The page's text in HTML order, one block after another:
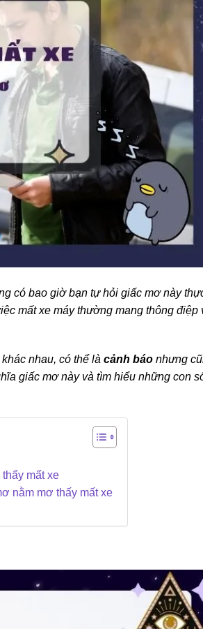
có bao giờ bạn tự hỏi giấc mơ này
mất xe máy thường mang thông điệp
nhau, có thể là cảnh báo nhưng
giấc mơ này và tìm hiểu những con
mất xe
nằm mơ thấy mất xe